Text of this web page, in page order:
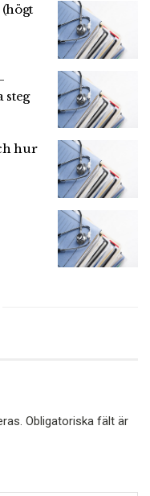
steg
hur
Obligatoriska fält är